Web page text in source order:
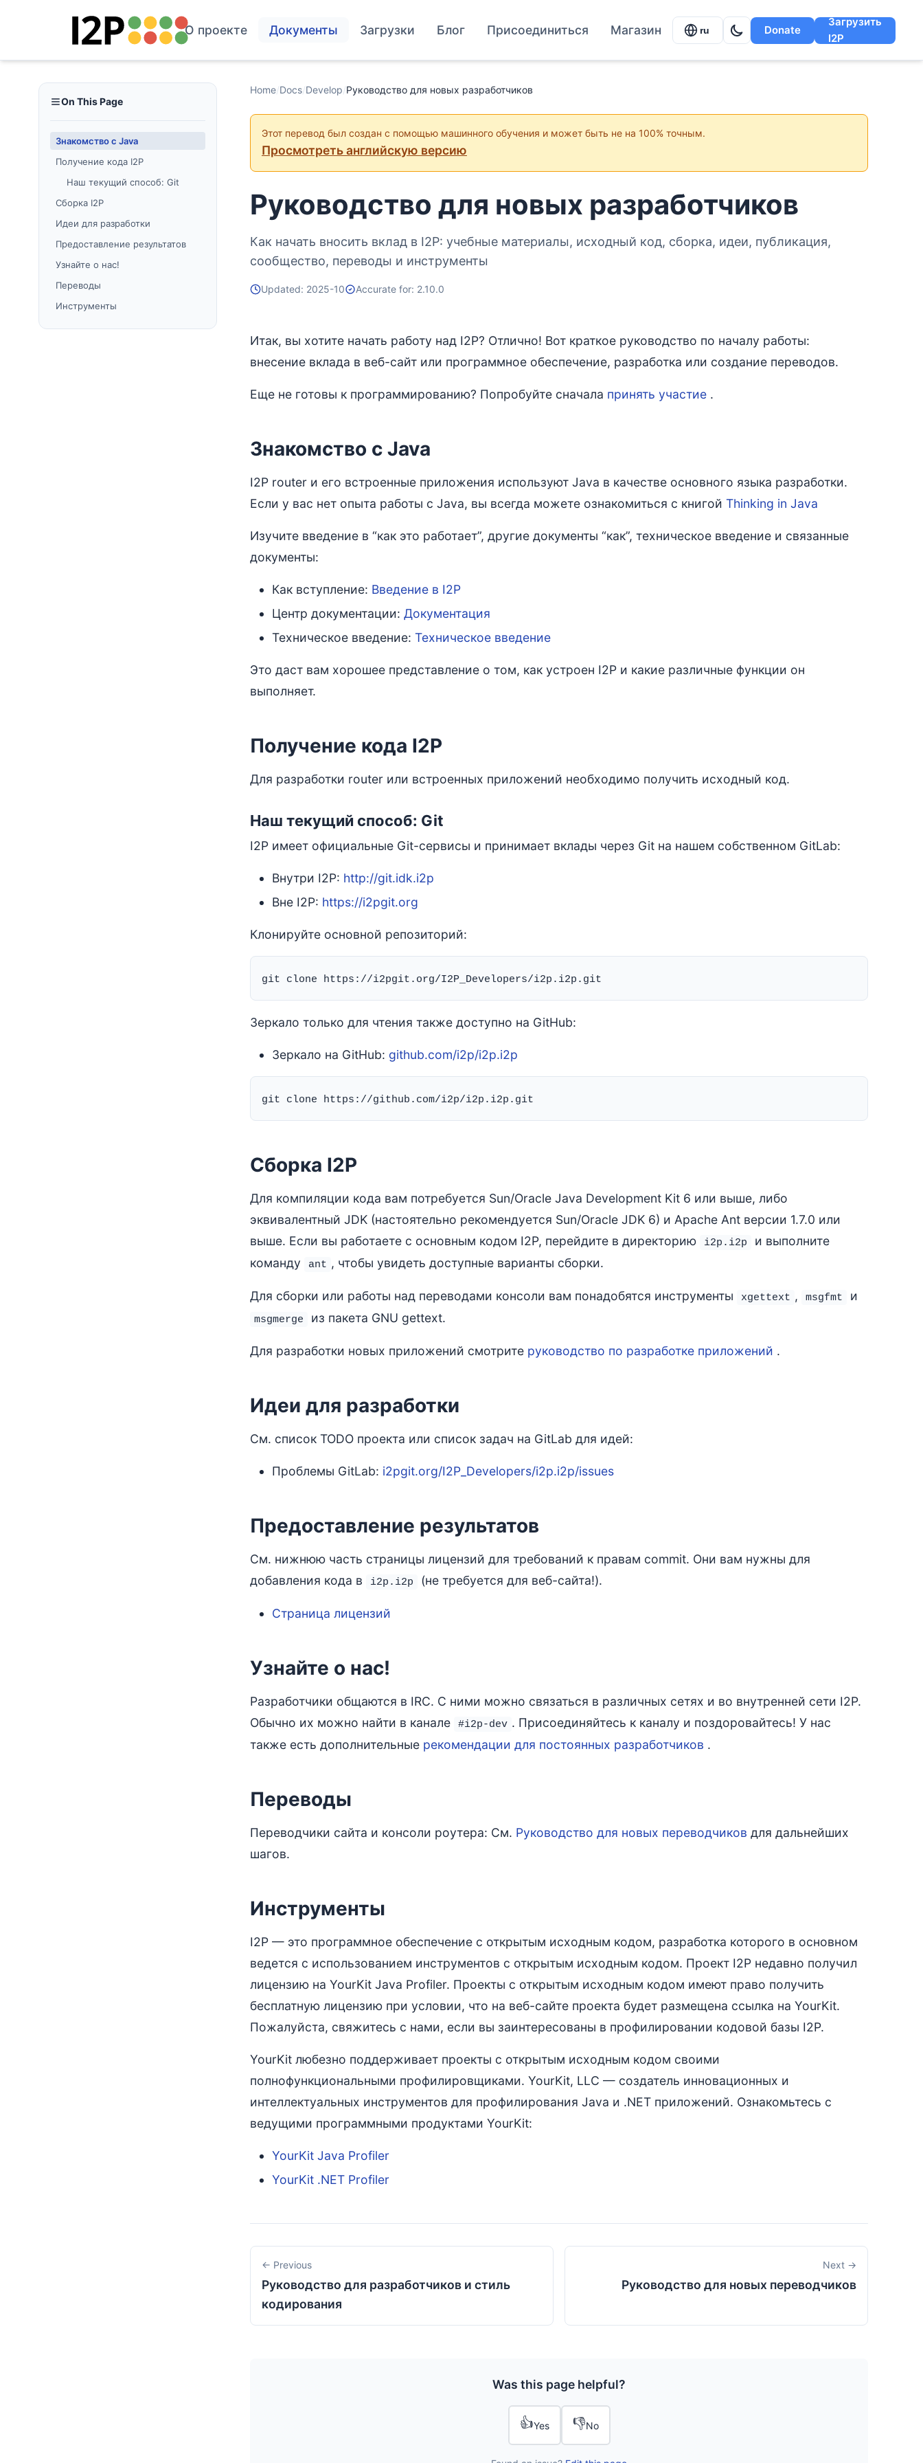
О проекте Документы Загрузки Блог Присоединиться Магазин ru Donate
Загрузить
I2P
On This Page
Знакомство с Java
Получение кода I2P
Наш текущий способ: Git
Сборка I2P
Идеи для разработки
Предоставление результатов
Узнайте о нас!
Переводы
Инструменты
Home/Docs/Develop/Руководство для новых разработчиков
Этот перевод был создан с помощью машинного обучения и может быть не на 100% точным.
Просмотреть английскую версию
Руководство для новых разработчиков
Как начать вносить вклад в I2P: учебные материалы, исходный код, сборка, идеи, публикация,
сообщество, переводы и инструменты
Updated: 2025-10 Accurate for: 2.10.0
Итак, вы хотите начать работу над I2P? Отлично! Вот краткое руководство по началу работы:
внесение вклада в веб-сайт или программное обеспечение, разработка или создание переводов.
Еще не готовы к программированию? Попробуйте сначала принять участие .
Знакомство с Java
I2P router и его встроенные приложения используют Java в качестве основного языка разработки.
Если у вас нет опыта работы с Java, вы всегда можете ознакомиться с книгой Thinking in Java
Изучите введение в “как это работает”, другие документы “как”, техническое введение и связанные
документы:
Как вступление: Введение в I2P
Центр документации: Документация
Техническое введение: Техническое введение
Это даст вам хорошее представление о том, как устроен I2P и какие различные функции он
выполняет.
Получение кода I2P
Для разработки router или встроенных приложений необходимо получить исходный код.
Наш текущий способ: Git
I2P имеет официальные Git-сервисы и принимает вклады через Git на нашем собственном GitLab:
Внутри I2P: http://git.idk.i2p
Вне I2P: https://i2pgit.org
Клонируйте основной репозиторий:
Зеркало только для чтения также доступно на GitHub:
Зеркало на GitHub: github.com/i2p/i2p.i2p
Сборка I2P
Для компиляции кода вам потребуется Sun/Oracle Java Development Kit 6 или выше, либо
эквивалентный JDK (настоятельно рекомендуется Sun/Oracle JDK 6) и Apache Ant версии 1.7.0 или
выше. Если вы работаете с основным кодом I2P, перейдите в директорию
i2p.i2p
и выполните
команду
ant , чтобы увидеть доступные варианты сборки.
Для сборки или работы над переводами консоли вам понадобятся инструменты xgettext , msgfmt и
msgmerge из пакета GNU gettext.
Для разработки новых приложений смотрите руководство по разработке приложений .
Идеи для разработки
См. список TODO проекта или список задач на GitLab для идей:
Проблемы GitLab: i2pgit.org/I2P_Developers/i2p.i2p/issues
Предоставление результатов
См. нижнюю часть страницы лицензий для требований к правам commit. Они вам нужны для
добавления кода в
i2p.i2p (не требуется для веб-сайта!).
Страница лицензий
Узнайте о нас!
Разработчики общаются в IRC. С ними можно связаться в различных сетях и во внутренней сети I2P.
Обычно их можно найти в канале
#i2p-dev . Присоединяйтесь к каналу и поздоровайтесь! У нас
также есть дополнительные рекомендации для постоянных разработчиков .
Переводы
Переводчики сайта и консоли роутера: См. Руководство для новых переводчиков для дальнейших
шагов.
Инструменты
I2P — это программное обеспечение с открытым исходным кодом, разработка которого в основном
ведется с использованием инструментов с открытым исходным кодом. Проект I2P недавно получил
лицензию на YourKit Java Profiler. Проекты с открытым исходным кодом имеют право получить
бесплатную лицензию при условии, что на веб-сайте проекта будет размещена ссылка на YourKit.
Пожалуйста, свяжитесь с нами, если вы заинтересованы в профилировании кодовой базы I2P.
YourKit любезно поддерживает проекты с открытым исходным кодом своими
полнофункциональными профилировщиками. YourKit, LLC — создатель инновационных и
интеллектуальных инструментов для профилирования Java и .NET приложений. Ознакомьтесь с
ведущими программными продуктами YourKit:
YourKit Java Profiler
YourKit .NET Profiler
← Previous
Руководство для разработчиков и стиль
кодирования
Next →
Руководство для новых переводчиков
Was this page helpful?
👍Yes 👎No